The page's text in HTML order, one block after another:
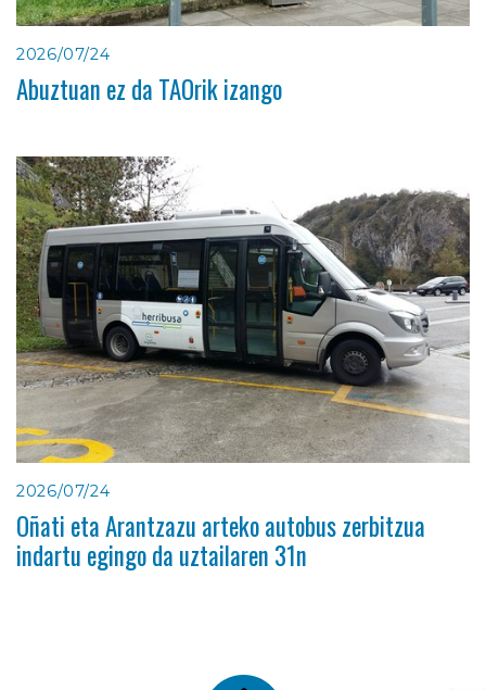
2026/07/24
Abuztuan ez da TAOrik izango
2026/07/24
Oñati eta Arantzazu arteko autobus zerbitzua
indartu egingo da uztailaren 31n